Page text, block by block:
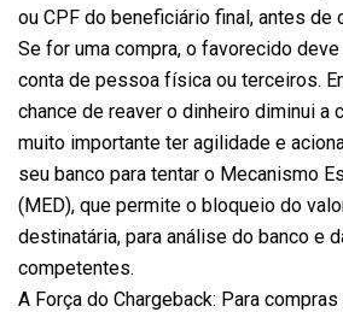
ou CPF do beneficiário final, antes de
Se for uma compra, o favorecido deve
conta de pessoa física ou terceiros.
chance de reaver o dinheiro diminui a
muito importante ter agilidade e
seu banco para tentar o Mecanismo
(MED), que permite o bloqueio do
destinatária, para análise do banco e
competentes.
A Força do Chargeback: Para